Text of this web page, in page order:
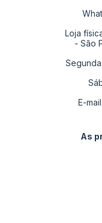
Loja
- São
E-mail:
As